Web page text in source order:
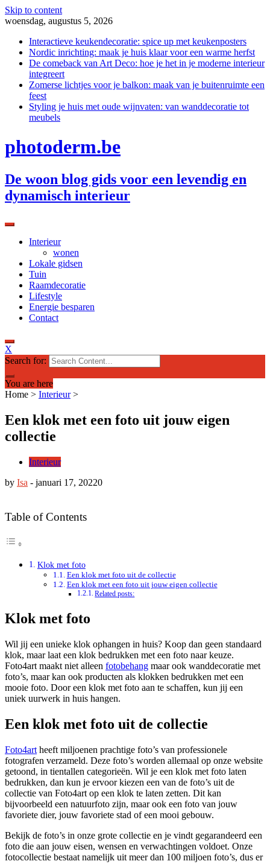
Skip to content
woensdag, augustus 5, 2026
Interactieve keukendecoratie: spice up met keukenposters
Nordic inrichting: maak je huis klaar voor een warme herfst
De comeback van Art Deco: hoe je het in je moderne interieur
integreert
Zomerse lichtjes voor je balkon: maak van je buitenruimte een
feest
Styling je huis met oude wijnvaten: van wanddecoratie tot
meubels
photoderm.be
De woon blog gids voor een levendig en
dynamisch interieur
Interieur
wonen
Lokale gidsen
Tuin
Raamdecoratie
Lifestyle
Energie besparen
Contact
X
Search for:
You are here
Home > Interieur >
Een klok met een foto uit jouw eigen
collectie
Interieur
by Isa - januari 17, 20220
Table of Contents
Klok met foto
Een klok met foto uit de collectie
Een klok met een foto uit jouw eigen collectie
Related posts:
Klok met foto
Wil jij een unieke klok ophangen in huis? Koop dan geen standaard
klok, maar laat een klok bedrukken met een foto naar keuze.
Foto4art maakt niet alleen fotobehang maar ook wanddecoratie met
foto’s, maar kan ook producten als klokken bedrukken met een
mooie foto. Door een klok met foto aan te schaffen, kun jij een
uniek uurwerk in huis hangen.
Een klok met foto uit de collectie
Foto4art heeft miljoenen prachtige foto’s van professionele
fotografen verzameld. Deze foto’s worden allemaal op onze website
getoond, in tientallen categorieën. Wil je een klok met foto laten
bedrukken, dan kun je ervoor kiezen een van de foto’s uit de
collectie van Foto4art op een klok te laten zetten. Dit kan
bijvoorbeeld een natuurfoto zijn, maar ook een foto van jouw
favoriete dier, jouw favoriete stad of een mooi gebouw.
Bekijk de foto’s in onze grote collectie en je vindt gegarandeerd een
foto die aan jouw eisen, wensen en verwachtingen voldoet. Onze
fotocollectie bestaat namelijk uit meer dan 100 miljoen foto’s, dus er